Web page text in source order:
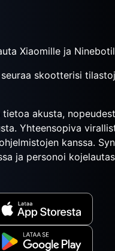
Xiaomille ja
skootterisi
akusta,
Yhteensopiva
kanssa.
ja personoi